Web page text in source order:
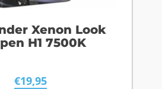
Xenon Look
H1 7500K
€19,95